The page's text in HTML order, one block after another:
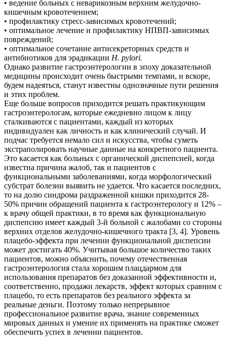
• ведение больных с неварикозным верхним желудочно-
кишечным кровотечением;
• профилактику стресс-зависимых кровотечений;
• оптимальное лечение и профилактику НПВП-зависимых
повреждений;
• оптимальное сочетание антисекреторных средств и
антибиотиков для эрадикации H. pylori.
Однако развитие гастроэнтерологии в эпоху доказательной
медицины происходит очень быстрыми темпами, и вскоре,
будем надеяться, станут известны однозначные пути решения
и этих проблем.
Еще больше вопросов приходится решать практикующим
гастроэнтерологам, которые ежедневно лицом к лицу
сталкиваются с пациентами, каждый из которых
индивидуален как личность и как клинический случай. И
подчас требуется немало сил и искусства, чтобы суметь
экстраполировать научные данные на конкретного пациента.
Это касается как больных с органической диспепсией, когда
известна причина жалоб, так и пациентов с
функциональными заболеваниями, когда морфологический
субстрат болезни выявить не удается. Что касается последних,
то на долю синдрома раздраженной кишки приходится 28-
50% причин обращений пациента к гастроэнтерологу и 12% –
к врачу общей практики, в то время как функциональную
диспепсию имеет каждый 3-й больной с жалобами со стороны
верхних отделов желудочно-кишечного тракта [3, 4]. Уровень
плацебо-эффекта при лечении функциональной диспепсии
может достигать 40%. Учитывая большое количество таких
пациентов, можно объяснить, почему отечественная
гастроэнтерология стала хорошим плацдармом для
использования препаратов без доказанной эффективности и,
соответственно, продажи лекарств, эффект которых сравним с
плацебо, то есть препаратов без реального эффекта за
реальные деньги. Поэтому только непрерывное
профессиональное развитие врача, знание современных
мировых данных и умение их применять на практике сможет
обеспечить успех в лечении пациентов.